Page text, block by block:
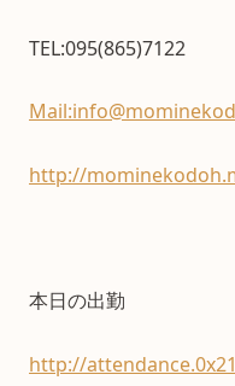
TEL:095(865)7122
http://
本日の出勤
http://